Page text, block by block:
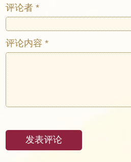
评论者 *
评论内容 *